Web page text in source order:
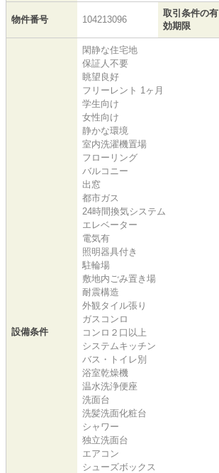
物件番号 104213096
取引条件の有
効期限
設備条件
閑静な住宅地
保証人不要
眺望良好
フリーレント 1ヶ月
学生向け
女性向け
静かな環境
室内洗濯機置場
フローリング
バルコニー
出窓
都市ガス
24時間換気システム
エレベーター
電気有
照明器具付き
駐輪場
敷地内ごみ置き場
耐震構造
外観タイル張り
ガスコンロ
コンロ２口以上
システムキッチン
バス・トイレ別
浴室乾燥機
温水洗浄便座
洗面台
洗髪洗面化粧台
シャワー
独立洗面台
エアコン
シューズボックス